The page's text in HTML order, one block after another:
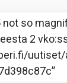
not so
2
”